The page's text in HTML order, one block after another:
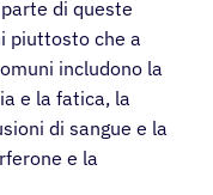
di queste
piuttosto che a
includono la
e la fatica, la
di sangue e la
e la